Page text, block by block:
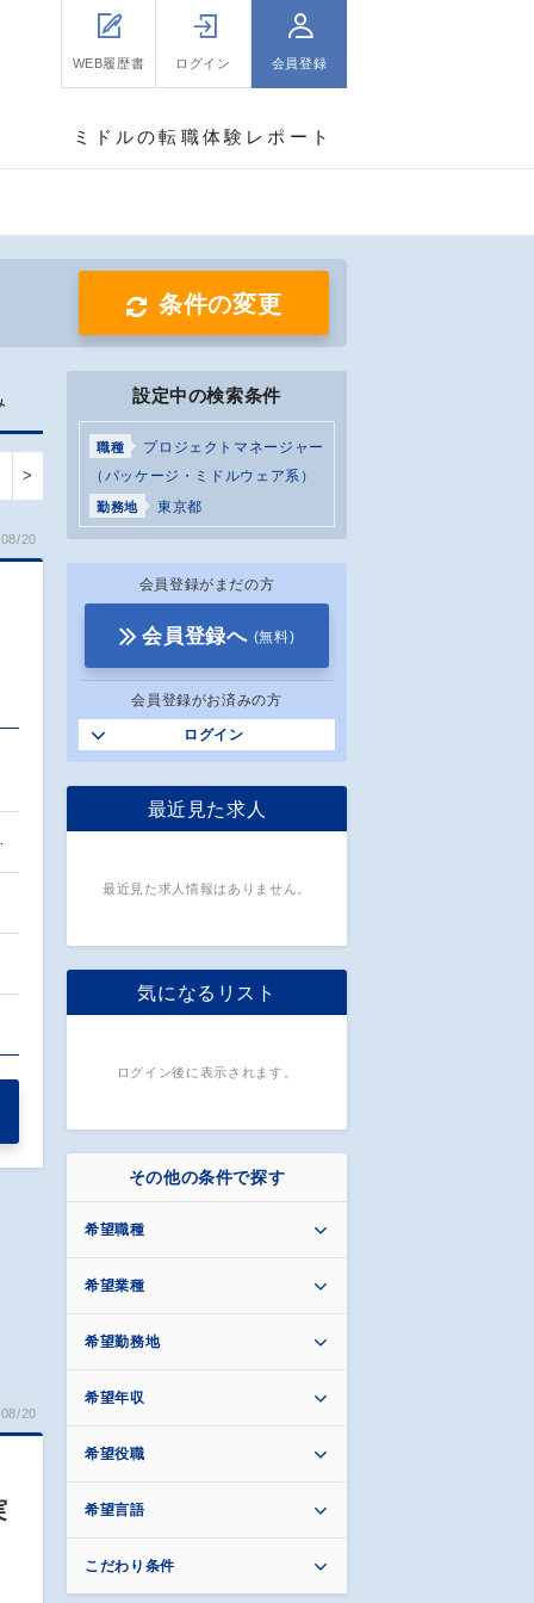
WEB履歴書 ログイン 会員登録
ミドルの転職体験レポート
条件の変更
>
20
20
設定中の検索条件
職種
プロジェクトマネージャー
（パッケージ・ミドルウェア系）
勤務地 東京都
会員登録がまだの方
会員登録へ (無料)
会員登録がお済みの方
ログイン
最近見た求人
最近見た求人情報はありません。
気になるリスト
ログイン後に表示されます。
その他の条件で探す
希望職種
希望業種
希望勤務地
希望年収
希望役職
希望言語
こだわり条件